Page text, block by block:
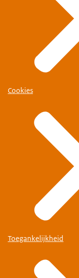
Cookies
Toegankelijkheid